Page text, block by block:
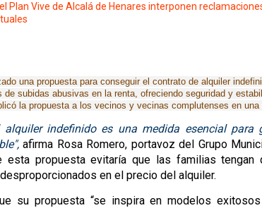
Plan Vive de Alcalá de Henares interponen
una propuesta para conseguir el contrato de alquiler
de subidas abusivas en la renta, ofreciendo seguridad y
la propuesta a los vecinos y vecinas complutenses en una
alquiler indefinido es una medida esencial para
afirma Rosa Romero, portavoz del Grupo
esta propuesta evitaría que las familias tengan
en el precio del alquiler.
su propuesta “se inspira en modelos